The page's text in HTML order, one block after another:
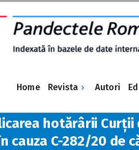
Home Revista Autori
hotărârii Curții
cauza C-282/20 de